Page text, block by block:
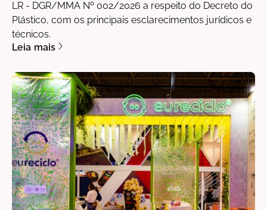
LR - DGR/MMA Nº 002/2026 a respeito do Decreto do
Plástico, com os principais esclarecimentos jurídicos e
técnicos.
Leia mais